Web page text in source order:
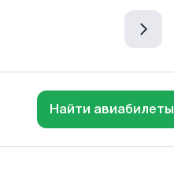
Найти авиабилеты